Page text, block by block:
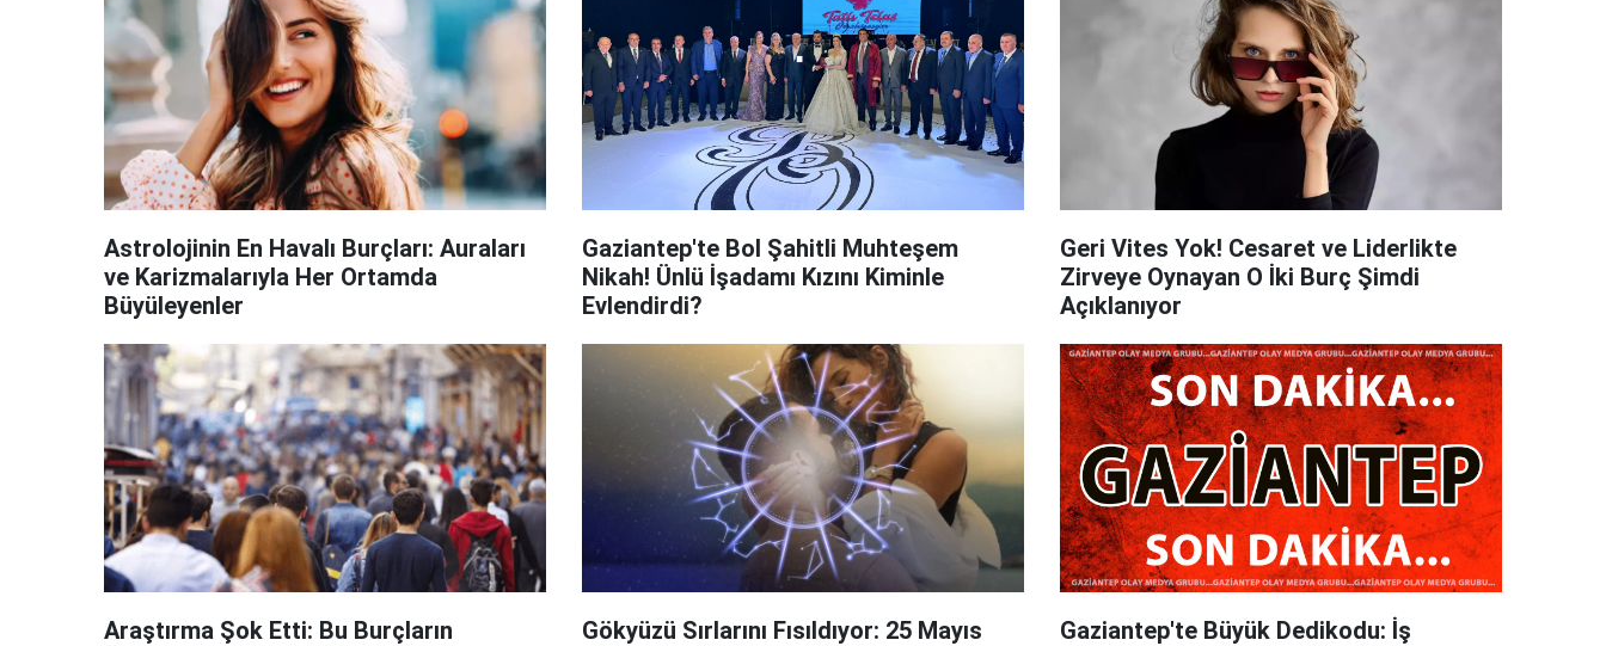
Astrolojinin En Havalı Burçları: Auraları
ve Karizmalarıyla Her Ortamda
Büyüleyenler
Gaziantep'te Bol Şahitli Muhteşem
Nikah! Ünlü İşadamı Kızını Kiminle
Evlendirdi?
Geri Vites Yok! Cesaret ve Liderlikte
Zirveye Oynayan O İki Burç Şimdi
Açıklanıyor
Araştırma Şok Etti: Bu Burçların
Gökyüzü Sırlarını Fısıldıyor: 25 Mayıs
Gaziantep'te Büyük Dedikodu: İş